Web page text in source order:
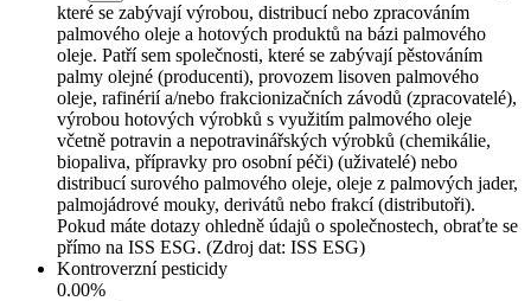
které se zabývají výrobou, distribucí nebo zpracováním
palmového oleje a hotových produktů na bázi palmového
oleje. Patří sem společnosti, které se zabývají pěstováním
palmy olejné (producenti), provozem lisoven palmového
oleje, rafinérií a/nebo frakcionizačních závodů (zpracovatelé),
výrobou hotových výrobků s využitím palmového oleje
včetně potravin a nepotravinářských výrobků (chemikálie,
biopaliva, přípravky pro osobní péči) (uživatelé) nebo
distribucí surového palmového oleje, oleje z palmových jader,
palmojádrové mouky, derivátů nebo frakcí (distributoři).
Pokud máte dotazy ohledně údajů o společnostech, obraťte se
přímo na ISS ESG. (Zdroj dat: ISS ESG)
Kontroverzní pesticidy
0.00%